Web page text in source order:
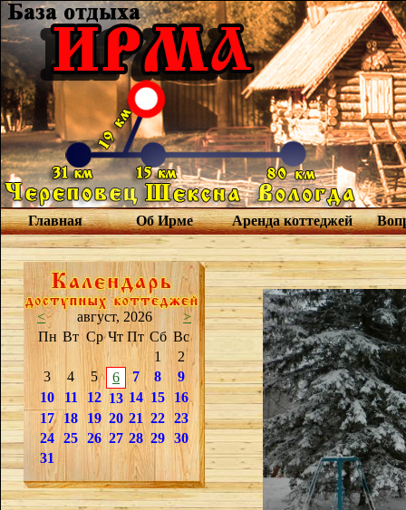
Главная Об Ирме Аренда коттеджей
< август, 2026
>
Пн Вт Ср Чт Пт Сб Вс
1
2
3
4 5 6 7 8
9
10
11 12 13 14 15
16
17
18 19 20 21 22 23
24 25 26 27 28 29 30
31